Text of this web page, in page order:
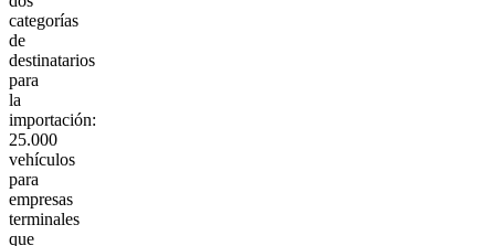
categorías
de
destinatarios
para
la
importación:
25.000
vehículos
para
empresas
terminales
que